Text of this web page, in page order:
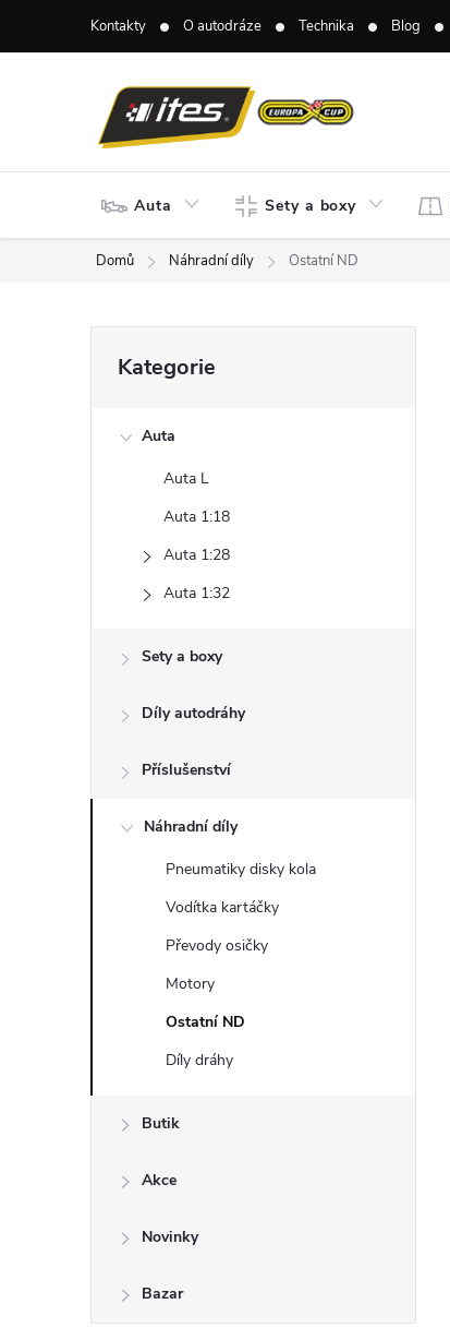
Kontakty O autodráze Technika Blog
Auta Sety a boxy
Domů Náhradní díly Ostatní ND
í
kategorie
Kategorie
Auta
Auta L
Auta 1:18
Auta 1:28
Auta 1:32
Sety a boxy
Díly autodráhy
Příslušenství
Náhradní díly
Pneumatiky disky kola
Vodítka kartáčky
Převody osičky
Motory
Ostatní ND
Díly dráhy
Butik
Akce
Novinky
Bazar